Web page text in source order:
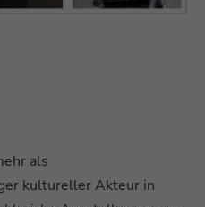
als
kultureller Akteur in